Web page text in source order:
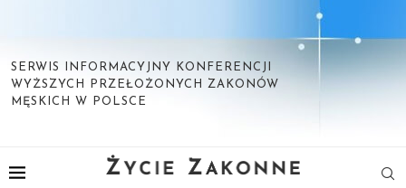
SERWIS INFORMACYJNY KONFERENCJI
WYŻSZYCH PRZEŁOŻONYCH ZAKONÓW
MĘSKICH W POLSCE